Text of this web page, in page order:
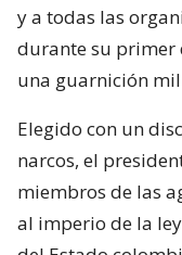
y a todas las
durante su primer
una guarnición
Elegido con un
narcos, el
miembros de las
al imperio de la